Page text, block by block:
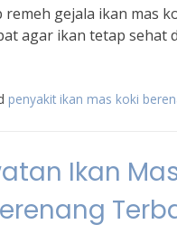
remeh gejala ikan mas
agar ikan tetap sehat
penyakit ikan mas koki
Ikan